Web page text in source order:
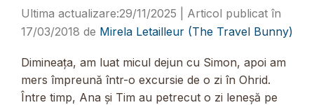
29/11/2025
17/03/2018 de Mirela Letailleur (The Travel Bunny)
Dimineața, am luat micul dejun cu Simon, apoi am
mers împreună într-o excursie de o zi în Ohrid.
Între timp, Ana și Tim au petrecut o zi leneșă pe